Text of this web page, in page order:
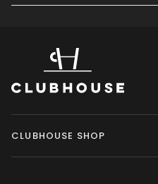
CLUBHOUSE SHOP